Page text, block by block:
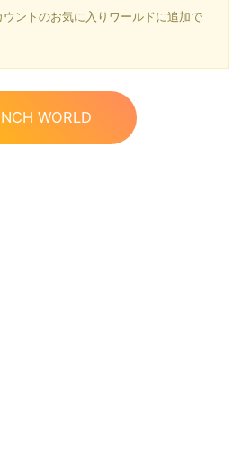
ウントのお気に入りワールドに追加で
WORLD